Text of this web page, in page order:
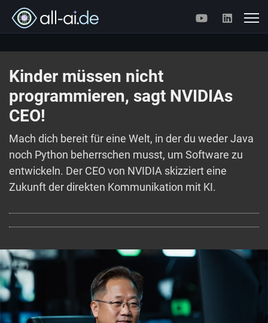
Kinder müssen nicht
programmieren, sagt NVIDIAs
CEO!
Mach dich bereit für eine Welt, in der du weder Java
noch Python beherrschen musst, um Software zu
entwickeln. Der CEO von NVIDIA skizziert eine
Zukunft der direkten Kommunikation mit KI.